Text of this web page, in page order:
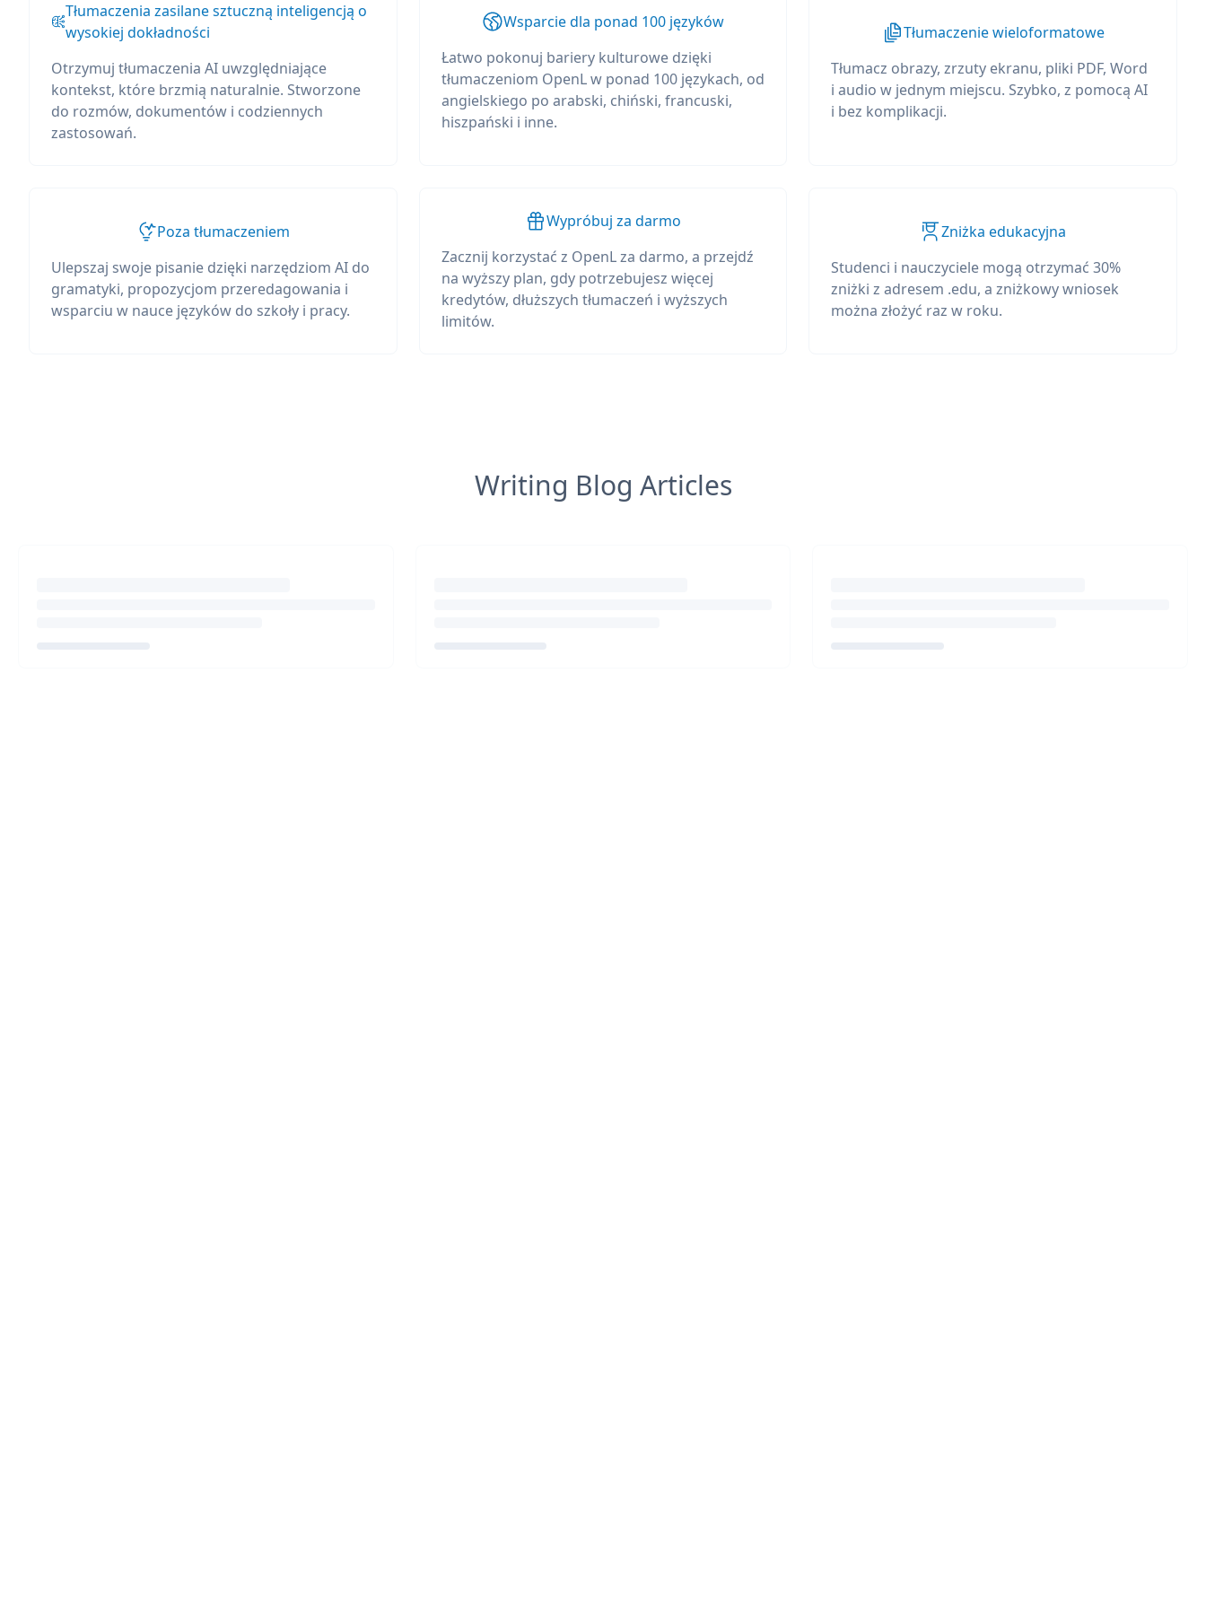
Tłumaczenia zasilane sztuczną inteligencją o
wysokiej dokładności
Otrzymuj tłumaczenia AI uwzględniające
kontekst, które brzmią naturalnie. Stworzone
do rozmów, dokumentów i codziennych
zastosowań.
Wsparcie dla ponad 100 języków
Łatwo pokonuj bariery kulturowe dzięki
tłumaczeniom OpenL w ponad 100 językach, od
angielskiego po arabski, chiński, francuski,
hiszpański i inne.
Tłumaczenie wieloformatowe
Tłumacz obrazy, zrzuty ekranu, pliki PDF, Word
i audio w jednym miejscu. Szybko, z pomocą AI
i bez komplikacji.
Poza tłumaczeniem
Ulepszaj swoje pisanie dzięki narzędziom AI do
gramatyki, propozycjom przeredagowania i
wsparciu w nauce języków do szkoły i pracy.
Wypróbuj za darmo
Zacznij korzystać z OpenL za darmo, a przejdź
na wyższy plan, gdy potrzebujesz więcej
kredytów, dłuższych tłumaczeń i wyższych
limitów.
Zniżka edukacyjna
Studenci i nauczyciele mogą otrzymać 30%
zniżki z adresem .edu, a zniżkowy wniosek
można złożyć raz w roku.
Writing Blog Articles